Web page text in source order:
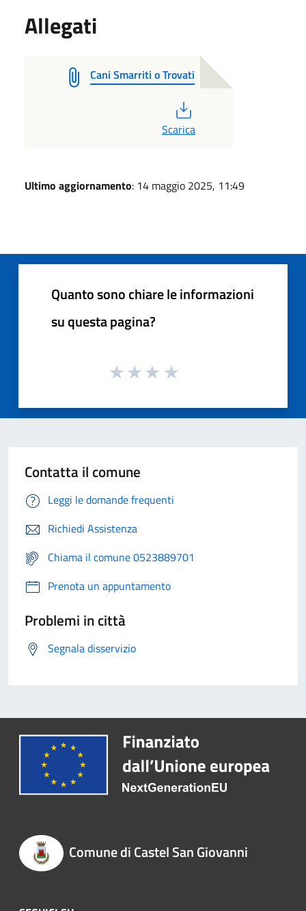
Allegati
Cani Smarriti o Trovati
Scarica
Ultimo aggiornamento: 14 maggio 2025, 11:49
Quanto sono chiare le informazioni
su questa pagina?
Contatta il comune
Leggi le domande frequenti
Richiedi Assistenza
Chiama il comune 0523889701
Prenota un appuntamento
Problemi in città
Segnala disservizio
Comune di Castel San Giovanni